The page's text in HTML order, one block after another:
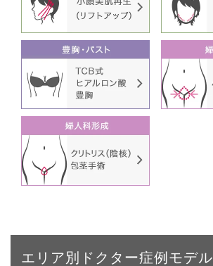
エリア別ドクター症例モデル